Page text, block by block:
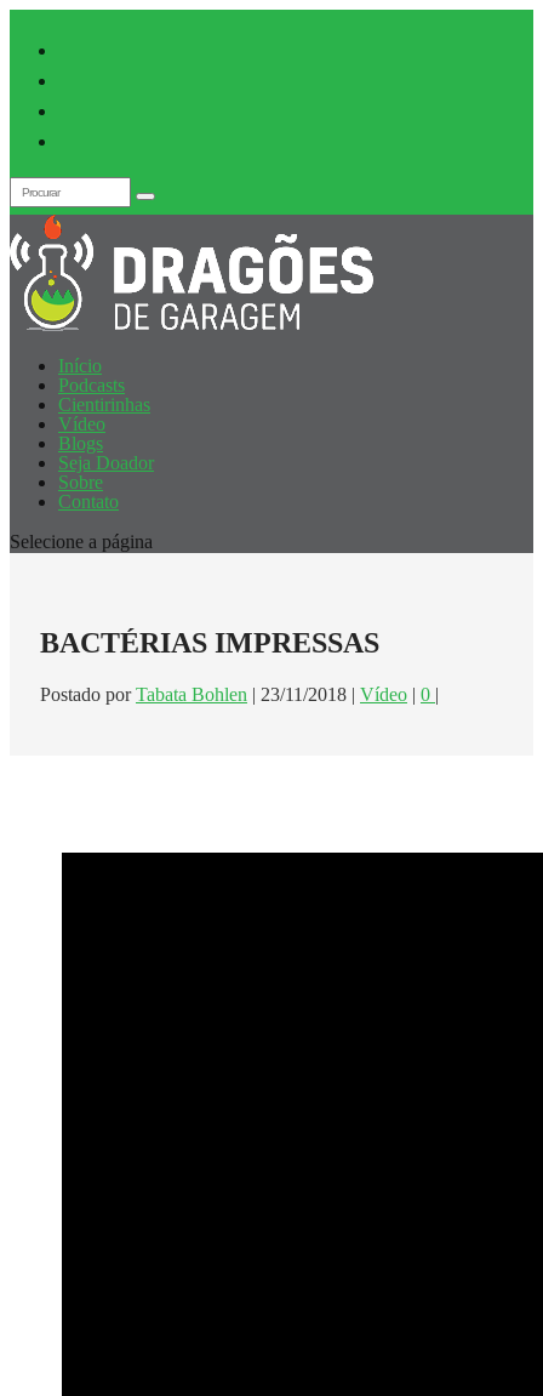
Início
Podcasts
Cientirinhas
Vídeo
Blogs
Seja Doador
Sobre
Contato
Selecione a página
BACTÉRIAS IMPRESSAS
Postado porTabata Bohlen | 23/11/2018 | Vídeo | 0 |